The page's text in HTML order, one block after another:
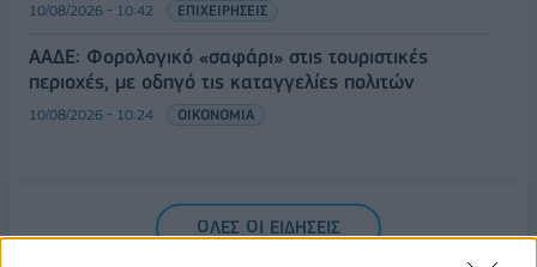
10/08/2026 - 10:42 ΕΠΙΧΕΙΡΗΣΕΙΣ
ΑΑΔΕ: Φορολογικό «σαφάρι» στις τουριστικές
περιοχές, με οδηγό τις καταγγελίες πολιτών
10/08/2026 - 10:24 ΟΙΚΟΝΟΜΙΑ
ΟΛΕΣ ΟΙ ΕΙΔΗΣΕΙΣ